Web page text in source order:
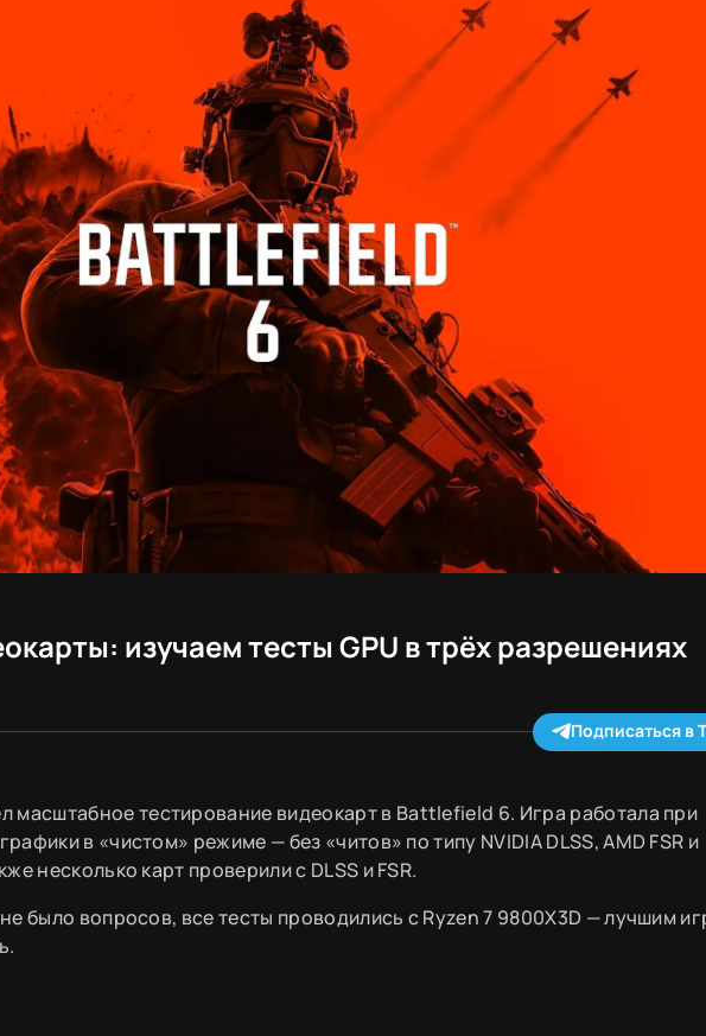
изучаем тесты GPU в трёх разрешениях
Подписаться в
масштабное тестирование видеокарт в Battlefield 6. Игра работала при
в «чистом» режиме — без «читов» по типу NVIDIA DLSS, AMD FSR и
несколько карт проверили с DLSS и FSR.
было вопросов, все тесты проводились с Ryzen 7 9800X3D — лучшим